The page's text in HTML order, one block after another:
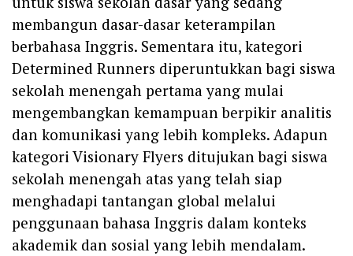
membangun dasar-dasar keterampilan
berbahasa Inggris. Sementara itu, kategori
Determined Runners diperuntukkan bagi siswa
sekolah menengah pertama yang mulai
mengembangkan kemampuan berpikir analitis
dan komunikasi yang lebih kompleks. Adapun
kategori Visionary Flyers ditujukan bagi siswa
sekolah menengah atas yang telah siap
menghadapi tantangan global melalui
penggunaan bahasa Inggris dalam konteks
akademik dan sosial yang lebih mendalam.